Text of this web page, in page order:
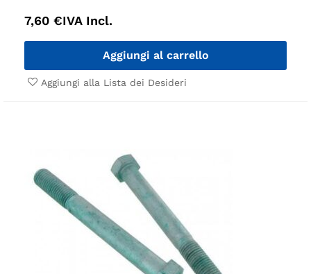
7,60 €IVA Incl.
Aggiungi al carrello
Aggiungi alla Lista dei Desideri